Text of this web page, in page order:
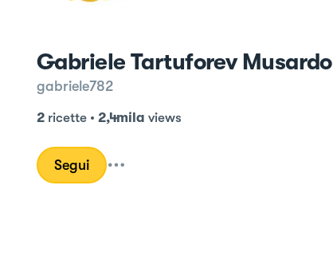
Gabriele Tartuforev Musardo
gabriele782
2 ricette• 2,4mila views
Segui